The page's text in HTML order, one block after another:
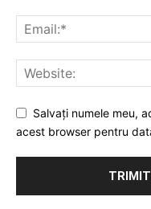
Salvați numele meu,
acest browser pentru